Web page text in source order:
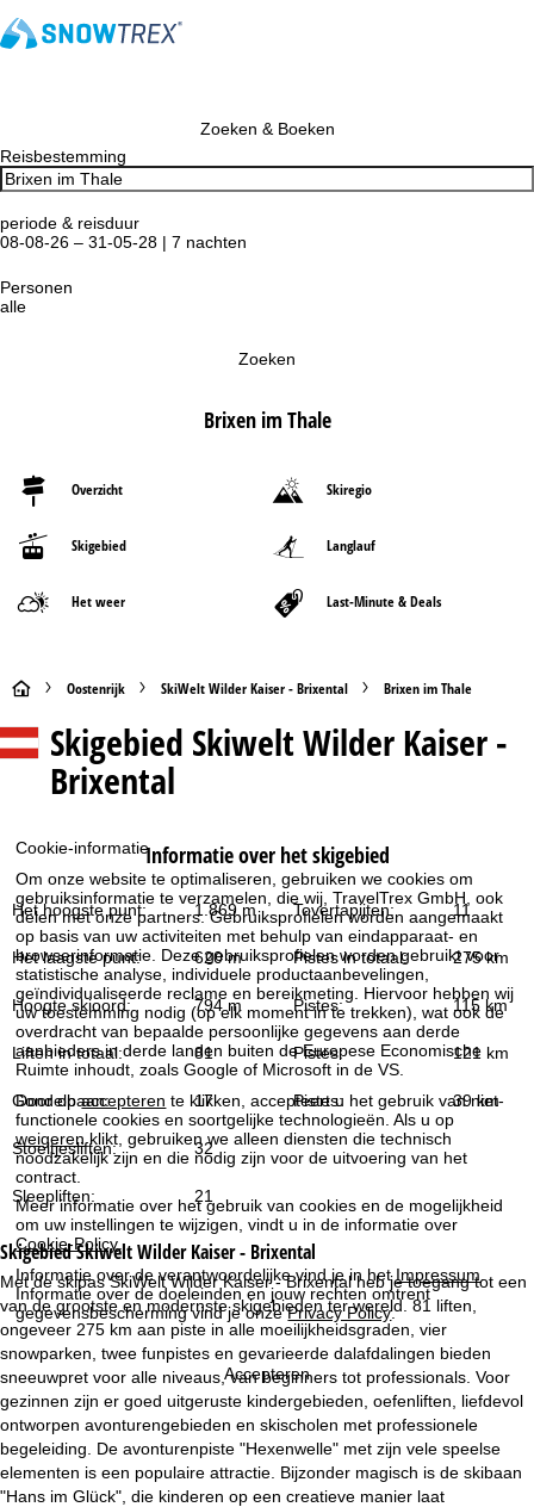
Cookie-informatie
Om onze website te optimaliseren, gebruiken we cookies om
gebruiksinformatie te verzamelen, die wij, TravelTrex GmbH, ook
delen met onze partners. Gebruiksprofielen worden aangemaakt
op basis van uw activiteiten met behulp van eindapparaat- en
browserinformatie. Deze gebruiksprofielen worden gebruikt voor
statistische analyse, individuele productaanbevelingen,
geïndividualiseerde reclame en bereikmeting. Hiervoor hebben wij
uw toestemming nodig (op elk moment in te trekken), wat ook de
overdracht van bepaalde persoonlijke gegevens aan derde
aanbieders in derde landen buiten de Europese Economische
Ruimte inhoudt, zoals Google of Microsoft in de VS.
Door opaccepteren te klikken, accepteert u het gebruik van niet-
functionele cookies en soortgelijke technologieën. Als u op
weigerenklikt, gebruiken we alleen diensten die technisch
noodzakelijk zijn en die nodig zijn voor de uitvoering van het
contract.
Meer informatie over het gebruik van cookies en de mogelijkheid
om uw instellingen te wijzigen, vindt u in de informatie over
Cookie-Policy.
Informatie over de verantwoordelijke vind je in hetImpressum
Informatie over de doeleinden en jouw rechten omtrent
gegevensbescherming vind je onzePrivacy Policy.
Accepteren
Zoeken & Boeken
Reisbestemming
periode & reisduur
08-08-26 – 31-05-28 | 7 nachten
Personen
alle
Zoeken
Brixen im Thale
Overzicht Skiregio
Skigebied Langlauf
Het weer Last-Minute & Deals
S
t
t
p
a
g
i
n
a
Oostenrijk SkiWelt Wilder Kaiser - Brixental Brixen im Thale
Skigebied Skiwelt Wilder Kaiser -
Brixental
Informatie over het skigebied
Het hoogste punt: 1.869 m Tovertapijten: 11
Het laagste punt: 620 m Pistes in totaal: 275 km
Hoogte skioord: 794 m Pistes: 115 km
Liften in totaal: 81 Pistes: 121 km
Gondelbaan: 17 Pistes: 39 km
Stoeltjesliften: 32
Sleepliften: 21
SkigebiedSkiwelt Wilder Kaiser - Brixental
Met de skipas SkiWelt Wilder Kaiser - Brixental heb je toegang tot een
van de grootste en modernste skigebieden ter wereld. 81 liften,
ongeveer 275 km aan piste in alle moeilijkheidsgraden, vier
snowparken, twee funpistes en gevarieerde dalafdalingen bieden
sneeuwpret voor alle niveaus, van beginners tot professionals. Voor
gezinnen zijn er goed uitgeruste kindergebieden, oefenliften, liefdevol
ontworpen avonturengebieden en skischolen met professionele
begeleiding. De avonturenpiste "Hexenwelle" met zijn vele speelse
elementen is een populaire attractie. Bijzonder magisch is de skibaan
"Hans im Glück", die kinderen op een creatieve manier laat